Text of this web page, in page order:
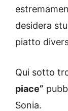
desidera
piatto
Qui sotto
piace”
Sonia.